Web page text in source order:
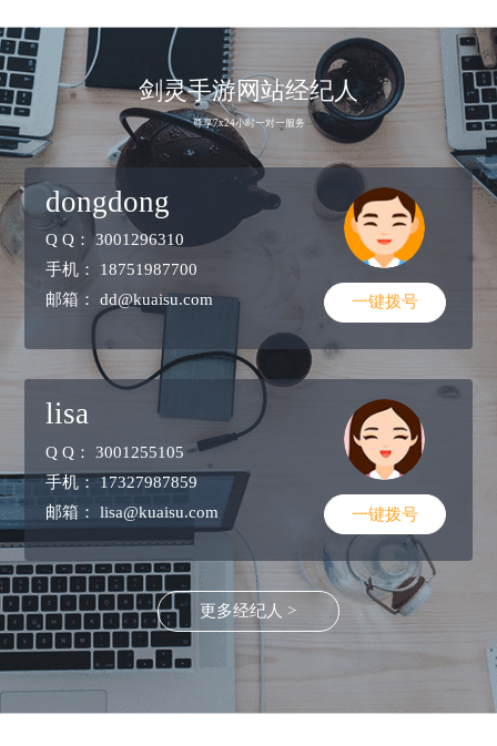
剑灵手游网站经纪人
尊享7x24小时一对一服务
dongdong
Q Q：3001296310
手机： 18751987700
邮箱： dd@kuaisu.com 一键拨号
lisa
Q Q： 3001255105
手机：17327987859
邮箱： lisa@kuaisu.com 一键拨号
更多经纪人 >